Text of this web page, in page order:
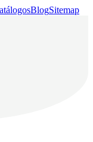
BlogSitemap